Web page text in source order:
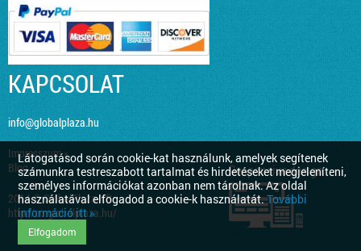
Látogatásod során cookie-kat használunk, amelyek segítenek
számunkra testreszabott tartalmat és hirdetéseket megjeleníteni,
személyes információkat azonban nem tárolnak. Az oldal
használatával elfogadod a cookie-k használatát.További
információ itt »
Elfogadom
KAPCSOLAT
info@globalplaza.hu
Impresszum »
Blog »
2014 © GlobalPlaza Kft.
http://co.globalplaza.hu/
Responsive design